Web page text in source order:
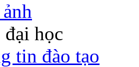
học
tin đào tạo